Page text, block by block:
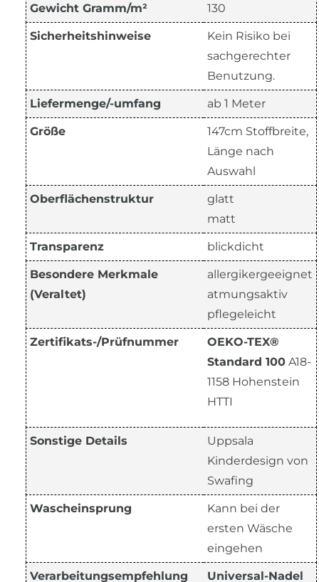
Gewicht Gramm/m² 130
Sicherheitshinweise
Kein Risiko bei
sachgerechter
Benutzung.
Liefermenge/-umfang ab 1 Meter
Größe
147cm Stoffbreite,
Länge nach
Auswahl
Oberflächenstruktur
glatt
matt
Transparenz blickdicht
Besondere Merkmale
(Veraltet)
allergikergeeignet
atmungsaktiv
pflegeleicht
Zertifikats-/Prüfnummer
OEKO-TEX®
Standard 100 A18-
1158 Hohenstein
HTTI
Sonstige Details
Uppsala
Kinderdesign von
Swafing
Wascheinsprung
Kann bei der
ersten Wäsche
eingehen
Verarbeitungsempfehlung
Universal-Nadel